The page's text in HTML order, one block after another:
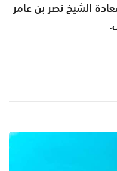
الشيخ نصر بن عامر